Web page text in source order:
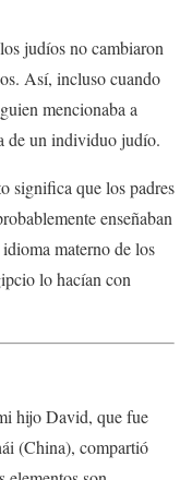
judíos no cambiaron
Así, incluso cuando
mencionaba a
de un individuo judío.
significa que los padres
enseñaban
materno de los
lo hacían con
hijo David, que fue
(China), compartió